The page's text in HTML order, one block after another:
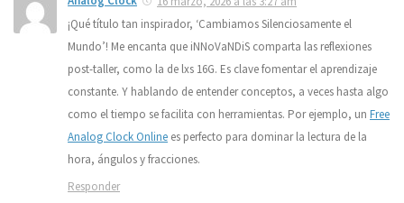
¡Qué título tan inspirador, ‘Cambiamos Silenciosamente el
Mundo’! Me encanta que iNNoVaNDiS comparta las reflexiones
post-taller, como la de lxs 16G. Es clave fomentar el aprendizaje
constante. Y hablando de entender conceptos, a veces hasta algo
como el tiempo se facilita con herramientas. Por ejemplo, un Free
Analog Clock Online es perfecto para dominar la lectura de la
hora, ángulos y fracciones.
Responder